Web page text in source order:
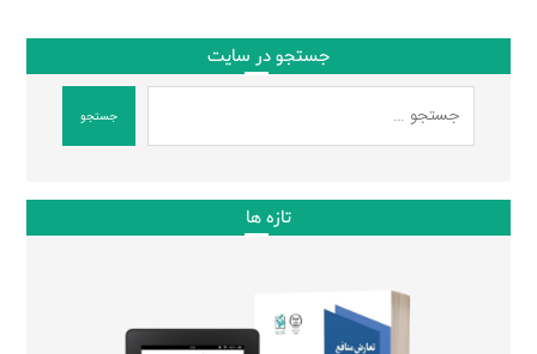
جستجو در سایت
جستجو
تازه ها